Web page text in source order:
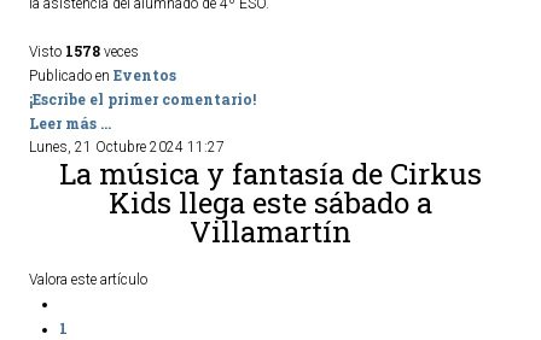
la asistencia del alumnado de 4º ESO.
Visto 1578 veces
Publicado en Eventos
¡Escribe el primer comentario!
Leer más ...
Lunes, 21 Octubre 2024 11:27
La música y fantasía de Cirkus
Kids llega este sábado a
Villamartín
Valora este artículo
1